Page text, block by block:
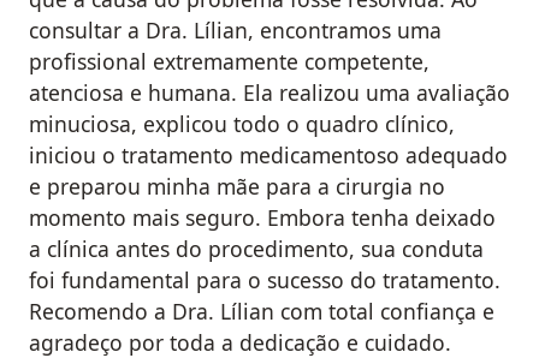
consultar a Dra. Lílian, encontramos uma
profissional extremamente competente,
atenciosa e humana. Ela realizou uma avaliação
minuciosa, explicou todo o quadro clínico,
iniciou o tratamento medicamentoso adequado
e preparou minha mãe para a cirurgia no
momento mais seguro. Embora tenha deixado
a clínica antes do procedimento, sua conduta
foi fundamental para o sucesso do tratamento.
Recomendo a Dra. Lílian com total confiança e
agradeço por toda a dedicação e cuidado.